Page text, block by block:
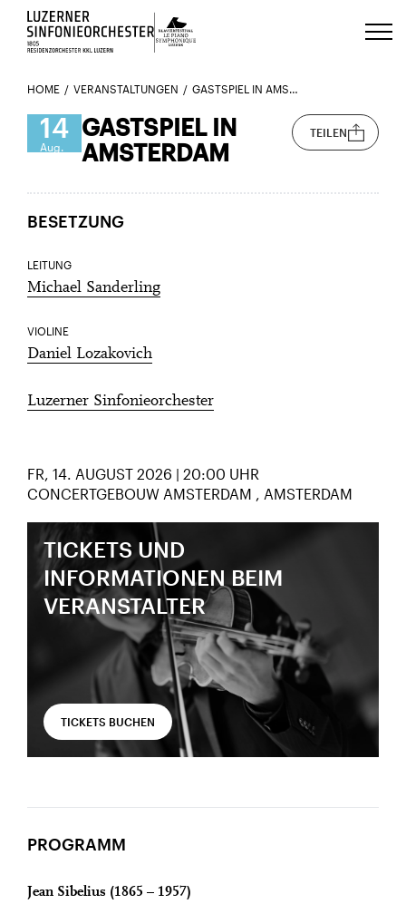
Luzerns Klavierfestival «Le Piano
HOME VERANSTALTUNGEN GASTSPIEL IN AMSTERDAM
14
Aug.
GASTSPIEL IN
AMSTERDAM
TEILEN
BESETZUNG
LEITUNG
Michael Sanderling
VIOLINE
Daniel Lozakovich
Luzerner Sinfonieorchester
FR, 14. AUGUST 2026 | 20:00 UHR
CONCERTGEBOUW AMSTERDAM
AMSTERDAM
TICKETS UND
INFORMATIONEN BEIM
VERANSTALTER
TICKETS BUCHEN
PROGRAMM
Jean Sibelius (1865 – 1957)